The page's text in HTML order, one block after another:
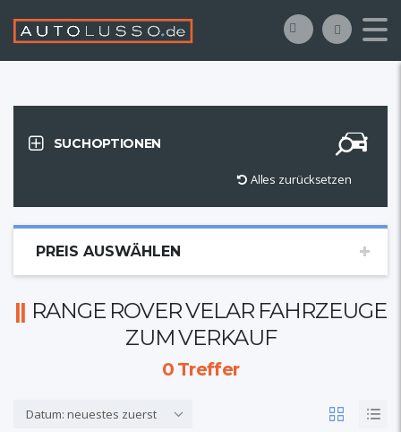
SUCHOPTIONEN
Alles zurücksetzen
PREIS AUSWÄHLEN
RANGE ROVER VELAR FAHRZEUGE
ZUM VERKAUF
0Treffer
Datum: neuestes zuerst